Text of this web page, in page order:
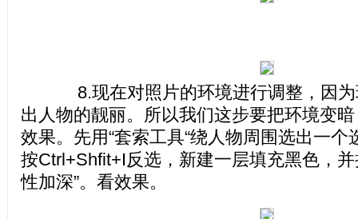
8.现在对照片的环境进行调整，因为
出人物的靓丽。所以我们这步要把环境变
效果。先用“套索工具“绕人物周围选出一个
按Ctrl+Shfit+I反选，新建一层填充黑色，
性加深”。看效果。